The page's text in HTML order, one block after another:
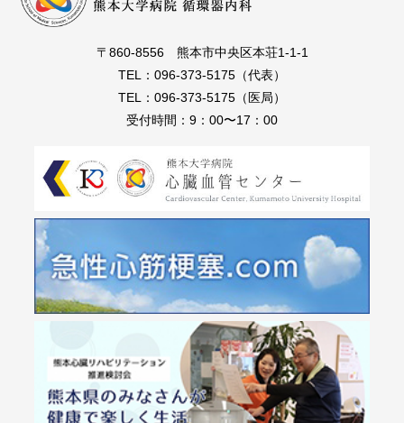
〒860-8556 熊本市中央区本荘1-1-1
TEL：096-373-5175（代表）
TEL：096-373-5175（医局）
受付時間：9：00〜17：00